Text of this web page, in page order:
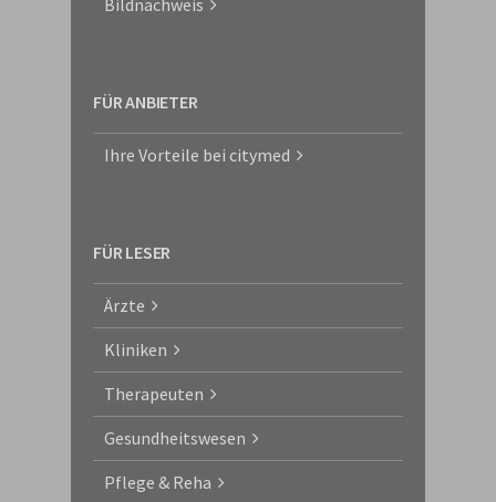
Bildnachweis
FÜR ANBIETER
Ihre Vorteile bei citymed
FÜR LESER
Ärzte
Kliniken
Therapeuten
Gesundheitswesen
Pflege & Reha